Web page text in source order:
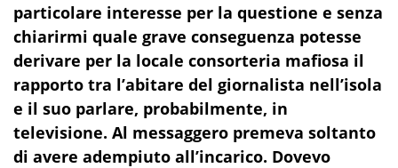
particolare interesse per la questione e senza
chiarirmi quale grave conseguenza potesse
derivare per la locale consorteria mafiosa il
rapporto tra l’abitare del giornalista nell’isola
e il suo parlare, probabilmente, in
televisione. Al messaggero premeva soltanto
di avere adempiuto all’incarico. Dovevo